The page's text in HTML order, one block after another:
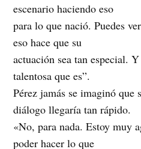
escenario haciendo eso
para lo que nació. Puedes
eso hace que su
actuación sea tan especial.
talentosa que es”.
Pérez jamás se imaginó que
diálogo llegaría tan rápido.
«No, para nada. Estoy muy
poder hacer lo que